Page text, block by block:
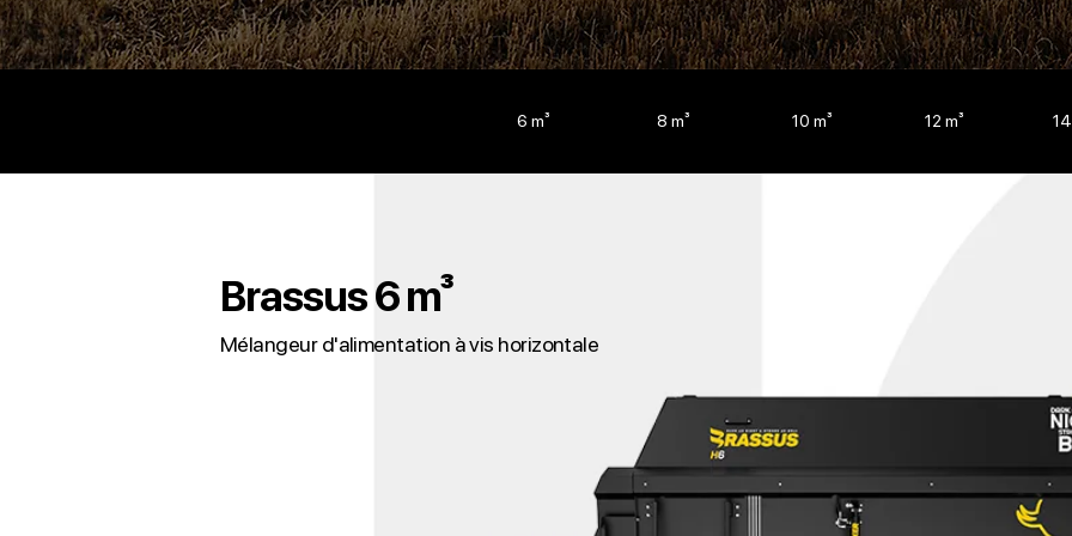
6 m³ 8 m³ 10 m³ 12 m³
Brassus 6 m³
Mélangeur d'alimentation à vis horizontale